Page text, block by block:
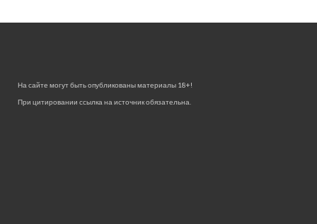
На сайте могут быть опубликованы материалы 18+!
При цитировании ссылка на источник обязательна.